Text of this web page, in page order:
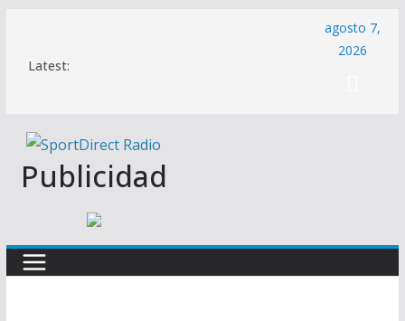
contenido
Latest:
agosto 7,
2026
Publicidad